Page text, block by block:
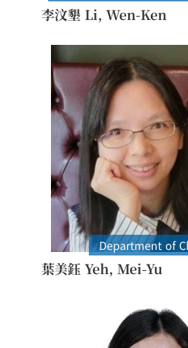
李汶墾 Li, Wen-Ken
Department of
葉美鈺 Yeh, Mei-Yu